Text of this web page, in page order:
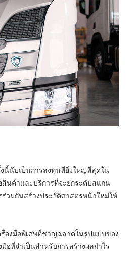
งนี้นับเป็นการลงทุนที่ยิ่งใหญ่ที่สุดใน
สินค้าและบริการที่จะยกระดับสแกน
ร่วมกันสร้างประวัติศาสตรหน้าใหม่ให้
รื่องมือพิเศษที่ชาญฉลาดในรูปแบบของ
อที่จำเป็นสำหรับการสร้างผลกำไร